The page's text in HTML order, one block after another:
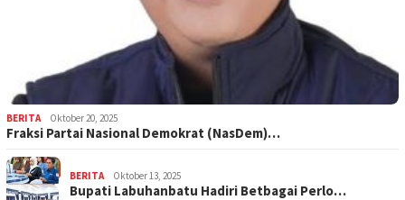
BERITA Oktober 20, 2025
Fraksi Partai Nasional Demokrat (NasDem)…
BERITA Oktober 13, 2025
Bupati Labuhanbatu Hadiri Betbagai Perlo…